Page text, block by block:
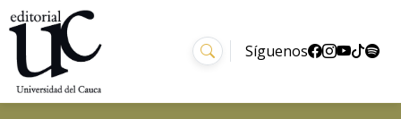
Síguenos